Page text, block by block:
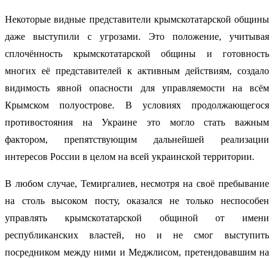
Некоторые видные представители крымскотатарской общины
даже выступили с угрозами. Это положение, учитывая
сплочённость крымскотатарской общины и готовность
многих её представителей к активным действиям, создало
видимость явной опасности для управляемости на всём
Крымском полуострове. В условиях продолжающегося
противостояния на Украине это могло стать важным
фактором, препятствующим дальнейшей реализации
интересов России в целом на всей украинской территории.
В любом случае, Темиргалиев, несмотря на своё пребывание
на столь высоком посту, оказался не только неспособен
управлять крымскотатарской общиной от имени
республиканских властей, но и не смог выступить
посредником между ними и Меджлисом, претендовавшим на